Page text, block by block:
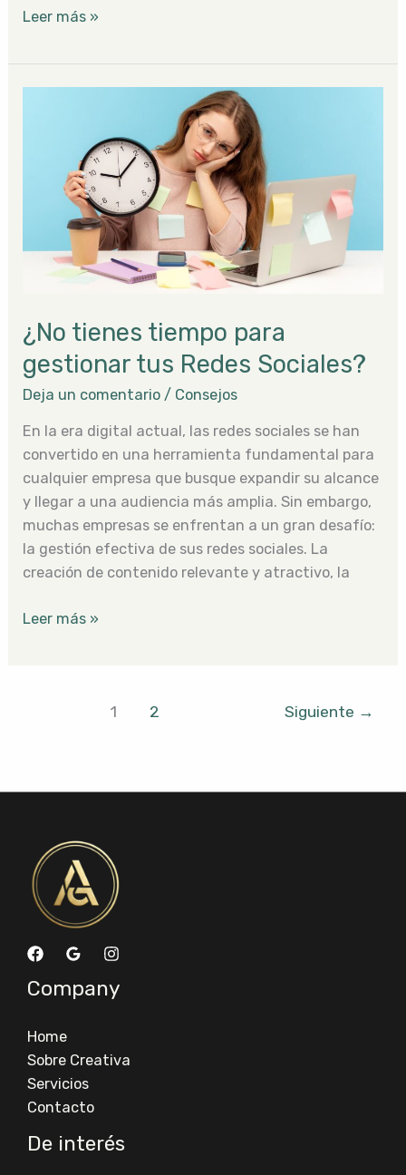
Leer más »
¿No tienes tiempo para
gestionar tus Redes Sociales?
Deja un comentario / Consejos
En la era digital actual, las redes sociales se han
convertido en una herramienta fundamental para
cualquier empresa que busque expandir su alcance
y llegar a una audiencia más amplia. Sin embargo,
muchas empresas se enfrentan a un gran desafío:
la gestión efectiva de sus redes sociales. La
creación de contenido relevante y atractivo, la
gestionar
Sociales?
Leer más »
1 2 Siguiente →
Company
Home
Sobre Creativa
Servicios
Contacto
De interés